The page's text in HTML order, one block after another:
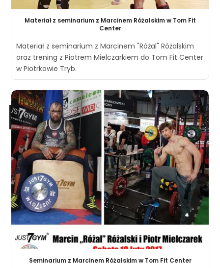
Materiał z seminarium z Marcinem Różalskim w Tom Fit
Center
Materiał z seminarium z Marcinem "Różal" Różalskim
oraz trening z Piotrem Mielczarkiem do Tom Fit Center
w Piotrkowie Tryb.
Seminarium z Marcinem Różalskim w Tom Fit Center